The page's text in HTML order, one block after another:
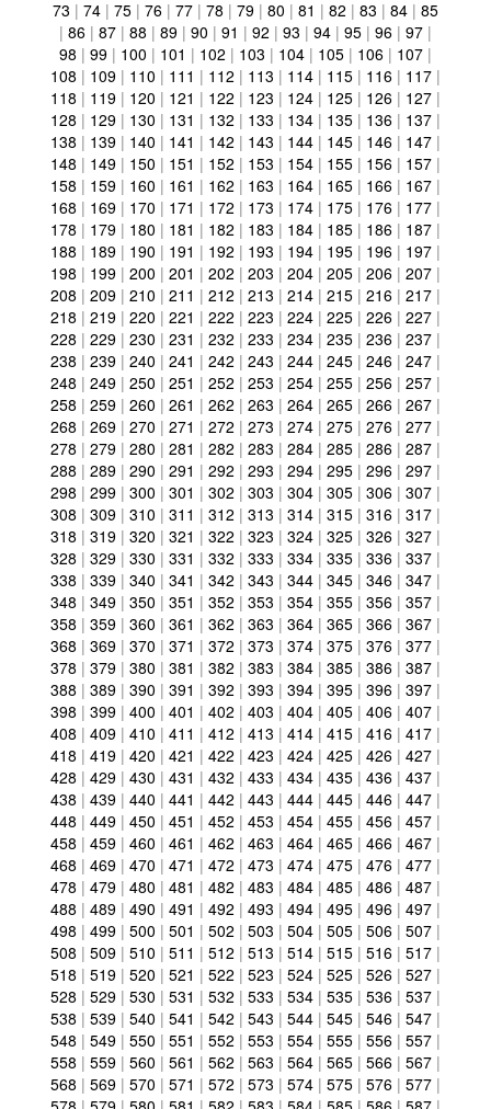
73 | 74 | 75 | 76 | 77 | 78 | 79 | 80 | 81 | 82 | 83 | 84 | 85
| 86 | 87 | 88 | 89 | 90 | 91 | 92 | 93 | 94 | 95 | 96 | 97 |
98 | 99 | 100 | 101 | 102 | 103 | 104 | 105 | 106 | 107 |
108 | 109 | 110 | 111 | 112 | 113 | 114 | 115 | 116 | 117 |
118 | 119 | 120 | 121 | 122 | 123 | 124 | 125 | 126 | 127 |
128 | 129 | 130 | 131 | 132 | 133 | 134 | 135 | 136 | 137 |
138 | 139 | 140 | 141 | 142 | 143 | 144 | 145 | 146 | 147 |
148 | 149 | 150 | 151 | 152 | 153 | 154 | 155 | 156 | 157 |
158 | 159 | 160 | 161 | 162 | 163 | 164 | 165 | 166 | 167 |
168 | 169 | 170 | 171 | 172 | 173 | 174 | 175 | 176 | 177 |
178 | 179 | 180 | 181 | 182 | 183 | 184 | 185 | 186 | 187 |
188 | 189 | 190 | 191 | 192 | 193 | 194 | 195 | 196 | 197 |
198 | 199 | 200 | 201 | 202 | 203 | 204 | 205 | 206 | 207 |
208 | 209 | 210 | 211 | 212 | 213 | 214 | 215 | 216 | 217 |
218 | 219 | 220 | 221 | 222 | 223 | 224 | 225 | 226 | 227 |
228 | 229 | 230 | 231 | 232 | 233 | 234 | 235 | 236 | 237 |
238 | 239 | 240 | 241 | 242 | 243 | 244 | 245 | 246 | 247 |
248 | 249 | 250 | 251 | 252 | 253 | 254 | 255 | 256 | 257 |
258 | 259 | 260 | 261 | 262 | 263 | 264 | 265 | 266 | 267 |
268 | 269 | 270 | 271 | 272 | 273 | 274 | 275 | 276 | 277 |
278 | 279 | 280 | 281 | 282 | 283 | 284 | 285 | 286 | 287 |
288 | 289 | 290 | 291 | 292 | 293 | 294 | 295 | 296 | 297 |
298 | 299 | 300 | 301 | 302 | 303 | 304 | 305 | 306 | 307 |
308 | 309 | 310 | 311 | 312 | 313 | 314 | 315 | 316 | 317 |
318 | 319 | 320 | 321 | 322 | 323 | 324 | 325 | 326 | 327 |
328 | 329 | 330 | 331 | 332 | 333 | 334 | 335 | 336 | 337 |
338 | 339 | 340 | 341 | 342 | 343 | 344 | 345 | 346 | 347 |
348 | 349 | 350 | 351 | 352 | 353 | 354 | 355 | 356 | 357 |
358 | 359 | 360 | 361 | 362 | 363 | 364 | 365 | 366 | 367 |
368 | 369 | 370 | 371 | 372 | 373 | 374 | 375 | 376 | 377 |
378 | 379 | 380 | 381 | 382 | 383 | 384 | 385 | 386 | 387 |
388 | 389 | 390 | 391 | 392 | 393 | 394 | 395 | 396 | 397 |
398 | 399 | 400 | 401 | 402 | 403 | 404 | 405 | 406 | 407 |
408 | 409 | 410 | 411 | 412 | 413 | 414 | 415 | 416 | 417 |
418 | 419 | 420 | 421 | 422 | 423 | 424 | 425 | 426 | 427 |
428 | 429 | 430 | 431 | 432 | 433 | 434 | 435 | 436 | 437 |
438 | 439 | 440 | 441 | 442 | 443 | 444 | 445 | 446 | 447 |
448 | 449 | 450 | 451 | 452 | 453 | 454 | 455 | 456 | 457 |
458 | 459 | 460 | 461 | 462 | 463 | 464 | 465 | 466 | 467 |
468 | 469 | 470 | 471 | 472 | 473 | 474 | 475 | 476 | 477 |
478 | 479 | 480 | 481 | 482 | 483 | 484 | 485 | 486 | 487 |
488 | 489 | 490 | 491 | 492 | 493 | 494 | 495 | 496 | 497 |
498 | 499 | 500 | 501 | 502 | 503 | 504 | 505 | 506 | 507 |
508 | 509 | 510 | 511 | 512 | 513 | 514 | 515 | 516 | 517 |
518 | 519 | 520 | 521 | 522 | 523 | 524 | 525 | 526 | 527 |
528 | 529 | 530 | 531 | 532 | 533 | 534 | 535 | 536 | 537 |
538 | 539 | 540 | 541 | 542 | 543 | 544 | 545 | 546 | 547 |
548 | 549 | 550 | 551 | 552 | 553 | 554 | 555 | 556 | 557 |
558 | 559 | 560 | 561 | 562 | 563 | 564 | 565 | 566 | 567 |
568 | 569 | 570 | 571 | 572 | 573 | 574 | 575 | 576 | 577 |